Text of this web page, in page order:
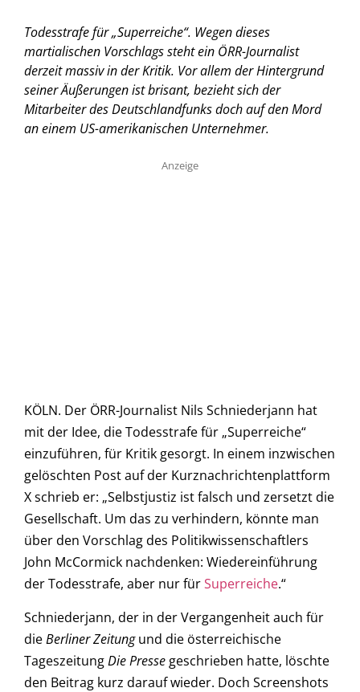
Todesstrafe für „Superreiche“. Wegen dieses
martialischen Vorschlags steht ein ÖRR-Journalist
derzeit massiv in der Kritik. Vor allem der Hintergrund
seiner Äußerungen ist brisant, bezieht sich der
Mitarbeiter des Deutschlandfunks doch auf den Mord
an einem US-amerikanischen Unternehmer.
Anzeige
KÖLN. Der ÖRR-Journalist Nils Schniederjann hat
mit der Idee, die Todesstrafe für „Superreiche“
einzuführen, für Kritik gesorgt. In einem inzwischen
gelöschten Post auf der Kurznachrichtenplattform
X schrieb er: „Selbstjustiz ist falsch und zersetzt die
Gesellschaft. Um das zu verhindern, könnte man
über den Vorschlag des Politikwissenschaftlers
John McCormick nachdenken: Wiedereinführung
der Todesstrafe, aber nur fürSuperreiche.“
Schniederjann, der in der Vergangenheit auch für
dieBerliner Zeitungund die österreichische
TageszeitungDie Presse geschrieben hatte, löschte
den Beitrag kurz darauf wieder. Doch Screenshots